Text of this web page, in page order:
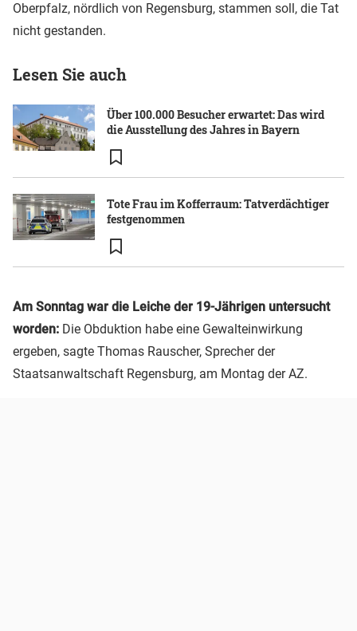
Oberpfalz, nördlich von Regensburg, stammen soll, die Tat
nicht gestanden.
Lesen Sie auch
Über 100.000 Besucher erwartet: Das wird
die Ausstellung des Jahres in Bayern
Tote Frau im Kofferraum: Tatverdächtiger
festgenommen
Am Sonntag war die Leiche der 19-Jährigen untersucht
worden: Die Obduktion habe eine Gewalteinwirkung
ergeben, sagte Thomas Rauscher, Sprecher der
Staatsanwaltschaft Regensburg, am Montag der AZ.